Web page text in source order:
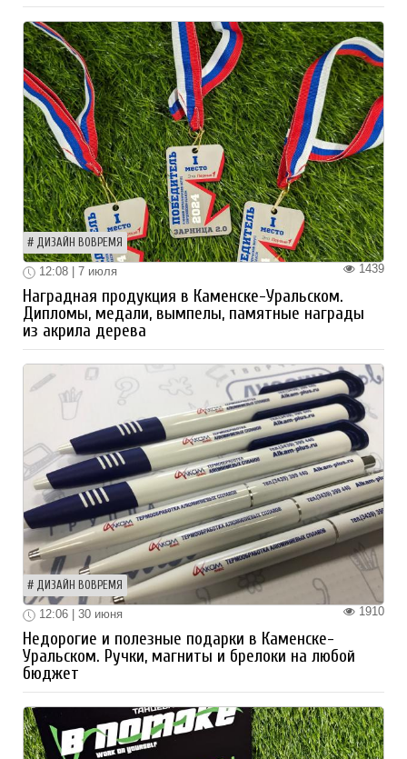
ДИЗАЙН ВОВРЕМЯ
1439
12:08 | 7 июля
Наградная продукция в Каменске-Уральском.
Дипломы, медали, вымпелы, памятные награды
из акрила дерева
ДИЗАЙН ВОВРЕМЯ
1910
12:06 | 30 июня
Недорогие и полезные подарки в Каменске-
Уральском. Ручки, магниты и брелоки на любой
бюджет